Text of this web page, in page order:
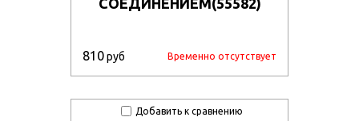
810руб Временно отсутствует
Добавить к сравнению